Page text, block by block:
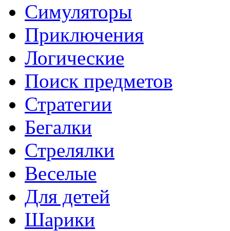
Симуляторы
Приключения
Логические
Поиск предметов
Стратегии
Бегалки
Стрелялки
Веселые
Для детей
Шарики